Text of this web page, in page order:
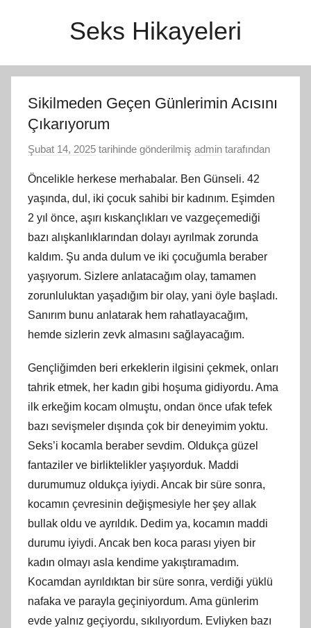
Seks Hikayeleri
Sikilmeden Geçen Günlerimin Acısını
Çıkarıyorum
Şubat 14, 2025 tarihinde gönderilmiş admin tarafından
Öncelikle herkese merhabalar. Ben Günseli. 42
yaşında, dul, iki çocuk sahibi bir kadınım. Eşimden
2 yıl önce, aşırı kıskançlıkları ve vazgeçemediği
bazı alışkanlıklarından dolayı ayrılmak zorunda
kaldım. Şu anda dulum ve iki çocuğumla beraber
yaşıyorum. Sizlere anlatacağım olay, tamamen
zorunluluktan yaşadığım bir olay, yani öyle başladı.
Sanırım bunu anlatarak hem rahatlayacağım,
hemde sizlerin zevk almasını sağlayacağım.
Gençliğimden beri erkeklerin ilgisini çekmek, onları
tahrik etmek, her kadın gibi hoşuma gidiyordu. Ama
ilk erkeğim kocam olmuştu, ondan önce ufak tefek
bazı sevişmeler dışında çok bir deneyimim yoktu.
Seks’i kocamla beraber sevdim. Oldukça güzel
fantaziler ve birliktelikler yaşıyorduk. Maddi
durumumuz oldukça iyiydi. Ancak bir süre sonra,
kocamın çevresinin değişmesiyle her şey allak
bullak oldu ve ayrıldık. Dedim ya, kocamın maddi
durumu iyiydi. Ancak ben koca parası yiyen bir
kadın olmayı asla kendime yakıştıramadım.
Kocamdan ayrıldıktan bir süre sonra, verdiği yüklü
nafaka ve parayla geçiniyordum. Ama günlerim
evde yalnız geçiyordu, sıkılıyordum. Evliyken bazı